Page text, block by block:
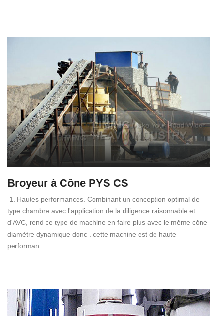
Broyeur à Cône PYS CS
1. Hautes performances. Combinant un conception optimal de
type chambre avec l'application de la diligence raisonnable et
d'AVC, rend ce type de machine en faire plus avec le même cône
diamètre dynamique donc , cette machine est de haute
performan